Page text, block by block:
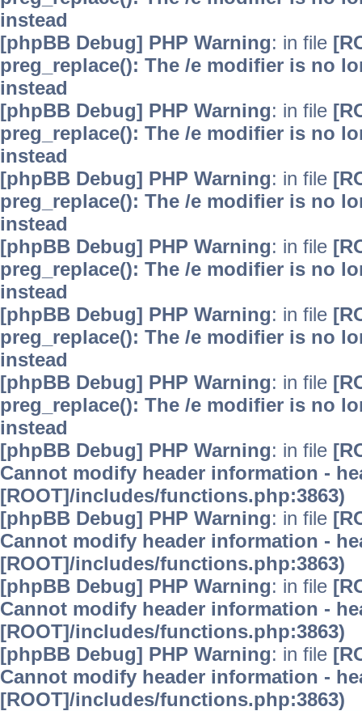
instead
[phpBB Debug] PHP Warning: in file
preg_replace(): The /e modifier is no
instead
[phpBB Debug] PHP Warning: in file
preg_replace(): The /e modifier is no
instead
[phpBB Debug] PHP Warning: in file
preg_replace(): The /e modifier is no
instead
[phpBB Debug] PHP Warning: in file
preg_replace(): The /e modifier is no
instead
[phpBB Debug] PHP Warning: in file
preg_replace(): The /e modifier is no
instead
[phpBB Debug] PHP Warning: in file
preg_replace(): The /e modifier is no
instead
[phpBB Debug] PHP Warning: in file
Cannot modify header information -
[ROOT]/includes/functions.php:3863)
[phpBB Debug] PHP Warning: in file
Cannot modify header information -
[ROOT]/includes/functions.php:3863)
[phpBB Debug] PHP Warning: in file
Cannot modify header information -
[ROOT]/includes/functions.php:3863)
[phpBB Debug] PHP Warning: in file
Cannot modify header information -
[ROOT]/includes/functions.php:3863)